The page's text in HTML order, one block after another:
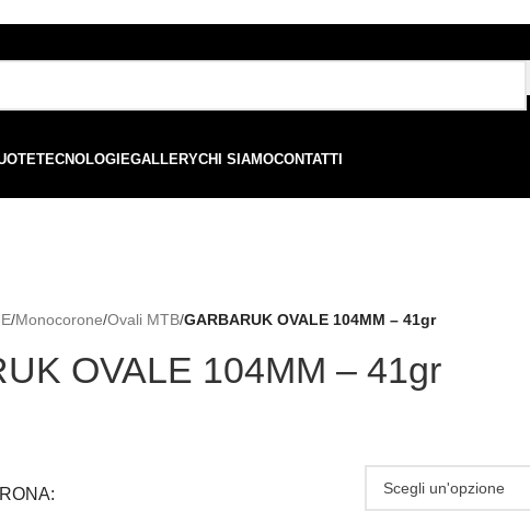
TECNOLOGIEGALLERYCHI SIAMOCONTATTI
/Monocorone/Ovali MTB/GARBARUK OVALE 104MM – 41gr
OVALE 104MM – 41gr